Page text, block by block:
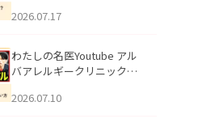
跡にVビームは効く？向いて
説」を公開いたしました。
2026.07.17
わたしの名医Youtube アル
バアレルギークリニック札
医師が明かす副作用・リバ
2026.07.10